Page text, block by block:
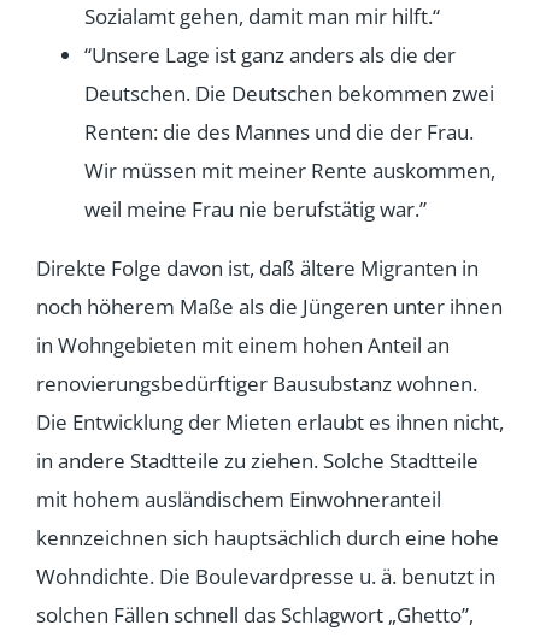
Sozialamt gehen, damit man mir hilft.“
“Unsere Lage ist ganz anders als die der
Deutschen. Die Deutschen bekommen zwei
Renten: die des Mannes und die der Frau.
Wir müssen mit meiner Rente auskommen,
weil meine Frau nie berufstätig war.”
Direkte Folge davon ist, daß ältere Migranten in
noch höherem Maße als die Jüngeren unter ihnen
in Wohngebieten mit einem hohen Anteil an
renovierungsbedürftiger Bausubstanz wohnen.
Die Entwicklung der Mieten erlaubt es ihnen nicht,
in andere Stadtteile zu ziehen. Solche Stadtteile
mit hohem ausländischem Einwohneranteil
kennzeichnen sich hauptsächlich durch eine hohe
Wohndichte. Die Boulevardpresse u. ä. benutzt in
solchen Fällen schnell das Schlagwort „Ghetto”,